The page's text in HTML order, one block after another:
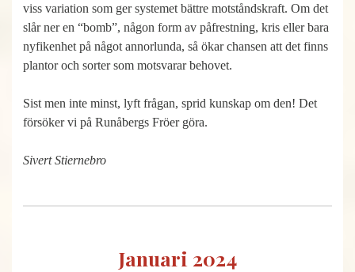
viss variation som ger systemet bättre motståndskraft. Om det
slår ner en “bomb”, någon form av påfrestning, kris eller bara
nyfikenhet på något annorlunda, så ökar chansen att det finns
plantor och sorter som motsvarar behovet.
Sist men inte minst, lyft frågan, sprid kunskap om den! Det
försöker vi på Runåbergs Fröer göra.
Sivert Stiernebro
Januari 2024